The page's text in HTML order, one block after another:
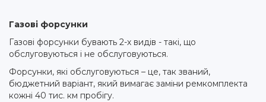
Газові форсунки
Газові форсунки бувають 2-х видів - такі, що
обслуговуються і не обслуговуються.
Форсунки, які обслуговуються – це, так званий,
бюджетний варіант, який вимагає заміни ремкомплекта
кожні 40 тис. км пробігу.